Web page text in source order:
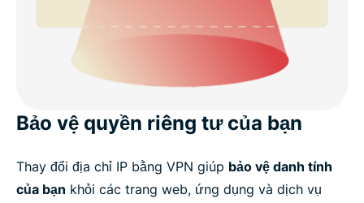
Bảo vệ quyền riêng tư của bạn
Thay đổi địa chỉ IP bằng VPN giúp bảo vệ danh tính
của bạn khỏi các trang web, ứng dụng và dịch vụ